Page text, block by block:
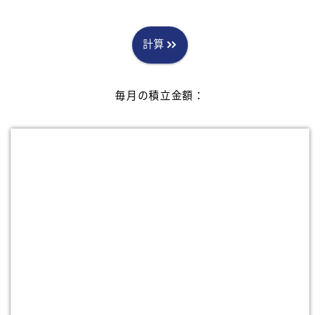
計算
毎月の積立金額：